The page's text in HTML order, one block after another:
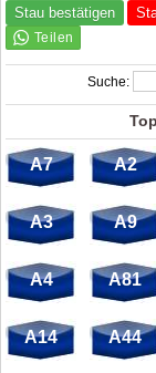
Stau bestätigen
Suche:
A7 A2
A3 A9
A4 A81
A14 A44